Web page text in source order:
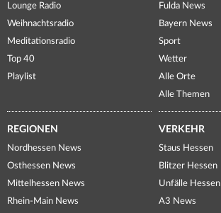
Lounge Radio
Weihnachtsradio
Meditationsradio
Top 40
Playlist
Fulda News
Bayern News
Sport
Wetter
Alle Orte
Alle Themen
REGIONEN
Nordhessen News
Osthessen News
Mittelhessen News
Rhein-Main News
VERKEHR
Staus Hessen
Blitzer Hessen
Unfälle Hessen
A3 News